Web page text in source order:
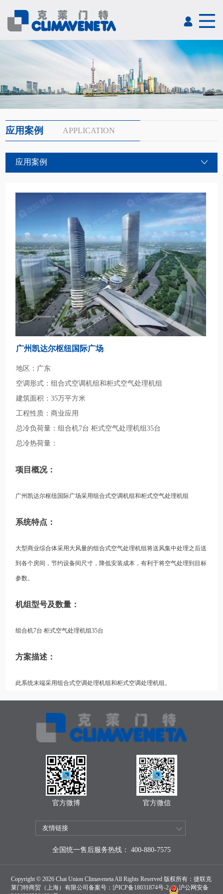
应用案例 APPLICATION
应用案例
广州凯达尔枢纽国际广场
地区：广东
空调形式：组合式空调机组和柜式空气处理机组
建筑面积：35万平方米
工程性质：商业应用
总冷负荷量：组合机7台 柜式空气处理机组35台
总冷热荷量：
项目概况：
广州凯达尔枢纽国际广场采用组合式空调机组和柜式空气处理机组
系统特点：
大型商业综合体采用大风量的组合式空气处理机组将送风集中处理之后送
到各个房间，节约设备间尺寸，降低安装成本，有利于将空气处理到目标
参数。
机组型号及数量：
组合机7台 柜式空气处理机组35台
方案描述：
此系统末端采用组合式空调处理机组和柜式空调处理机组。
官方微博 官方微信
全国统一售后服务热线： 400-880-7575
Copyright © 2026 Chat Union Climaveneta All Rights Reserved 版权所有：捷联克
莱门特商贸（上海）有限公司备案号：沪ICP备18031874号-2
沪公网安备